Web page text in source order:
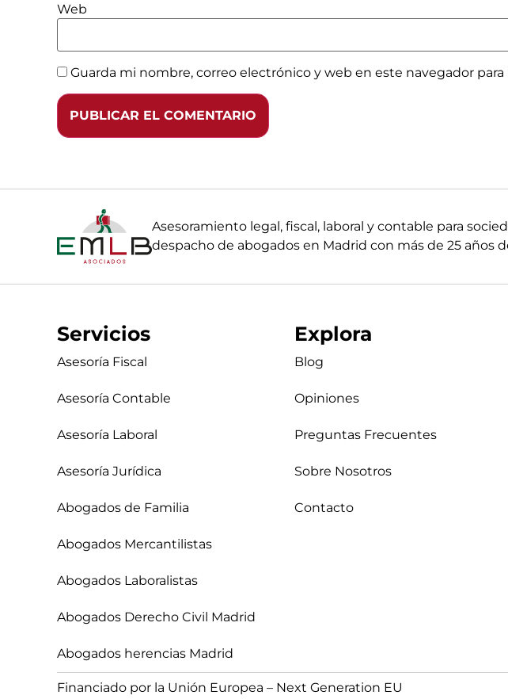
Web
Guarda mi nombre, correo electrónico y web en este navegador
Asesoramiento legal, fiscal, laboral y contable para
despacho de abogados en Madrid con más de 25 años
Servicios
Asesoría Fiscal
Asesoría Contable
Asesoría Laboral
Asesoría Jurídica
Abogados de Familia
Abogados Mercantilistas
Abogados Laboralistas
Abogados Derecho Civil Madrid
Abogados herencias Madrid
Explora
Blog
Opiniones
Preguntas Frecuentes
Sobre Nosotros
Contacto
Financiado por la Unión Europea – Next Generation EU